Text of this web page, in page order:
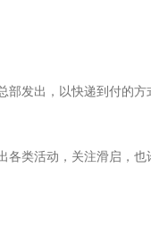
发出，以快递到付的
类活动，关注滑启，